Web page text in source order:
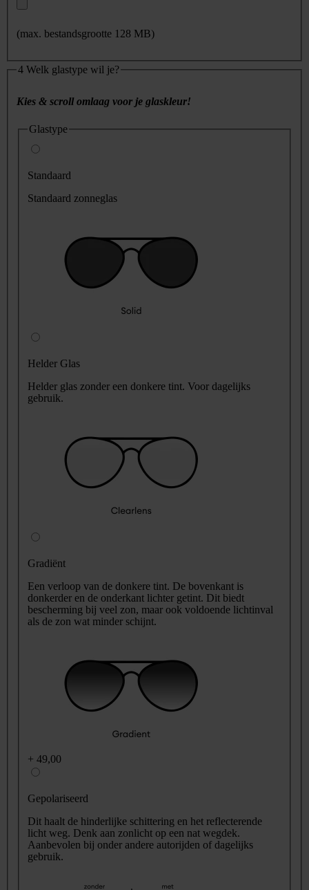
(max. bestandsgrootte 128 MB)
4 Welk glastype wil je?
Kies & scroll omlaag voor je glaskleur!
Glastype
Standaard
Standaard zonneglas
Helder Glas
Helder glas zonder een donkere tint. Voor dagelijks
gebruik.
Gradiënt
Een verloop van de donkere tint. De bovenkant is
donkerder en de onderkant lichter getint. Dit biedt
bescherming bij veel zon, maar ook voldoende lichtinval
als de zon wat minder schijnt.
+ 49,00
Gepolariseerd
Dit haalt de hinderlijke schittering en het reflecterende
licht weg. Denk aan zonlicht op een nat wegdek.
Aanbevolen bij onder andere autorijden of dagelijks
gebruik.